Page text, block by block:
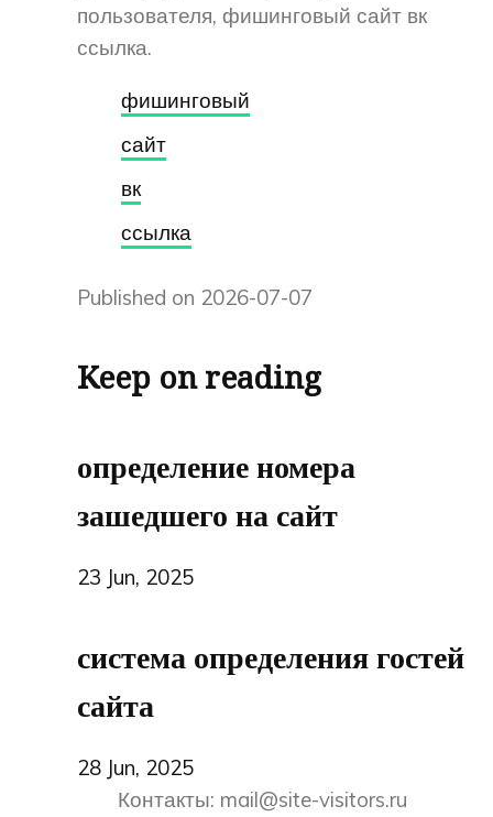
пользователя, фишинговый сайт вк
ссылка.
фишинговый
сайт
вк
ссылка
Published on 2026-07-07
Keep on reading
определение номера
зашедшего на сайт
23 Jun, 2025
система определения гостей
сайта
28 Jun, 2025
Контакты: mail@site-visitors.ru